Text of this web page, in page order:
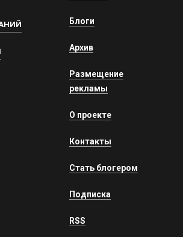
Блоги
Архив
Размещение
рекламы
О проекте
Контакты
Стать блогером
Подписка
RSS